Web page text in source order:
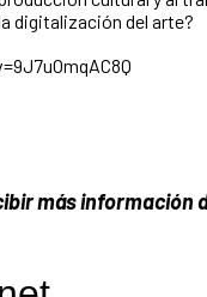
digitalización del arte?
más información